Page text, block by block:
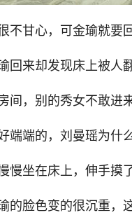
不甘心，可金瑜就要
回来却发现床上被人
间，别的秀女不敢进
端端的，刘曼瑶为什
慢坐在床上，伸手摸
的脸色变的很沉重，